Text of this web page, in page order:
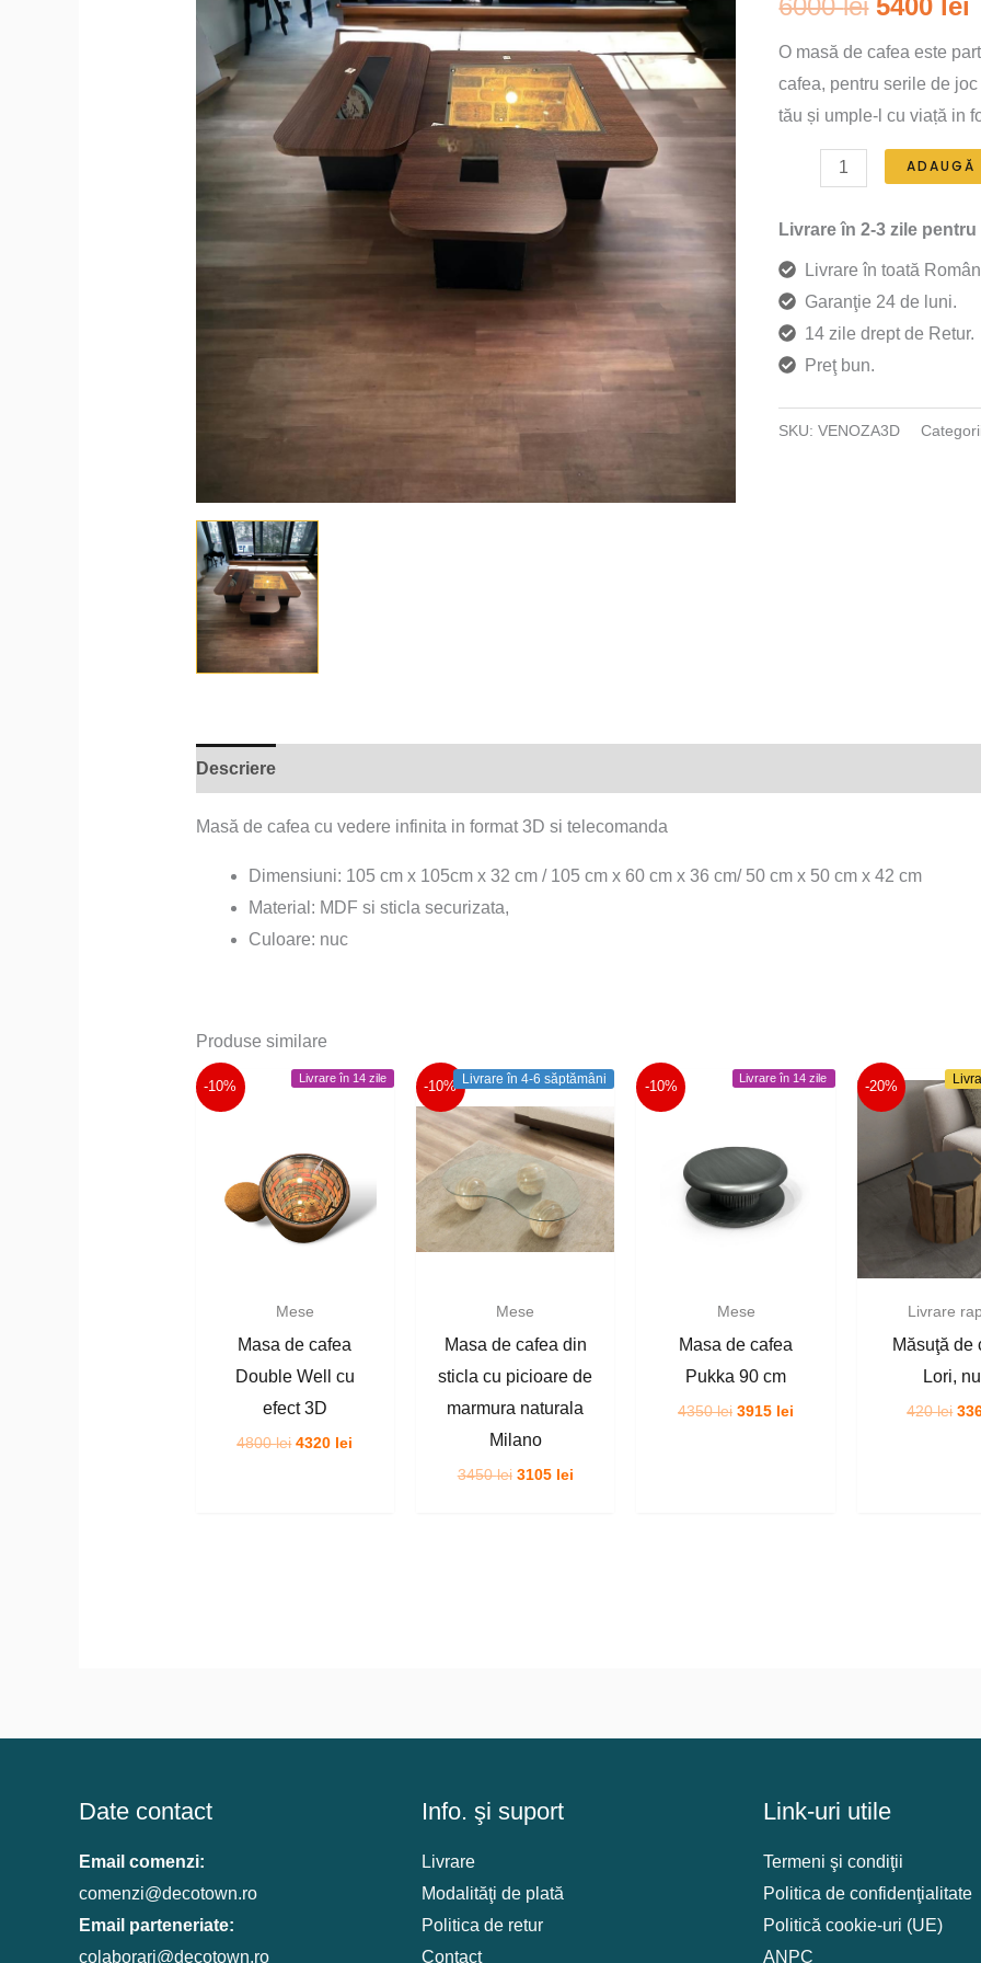
inițial
a
fost:
O masă de cafea este
cafea, pentru serile de
tău și umple-l cu viață in
Cantitate
de
cafea
Venoza
cu
efect
ADAUGĂ
Livrare în 2-3 zile
Livrare în toată
Garanţie 24 de luni.
14 zile drept de Retur.
Preţ bun.
SKU:VENOZA3D
Descriere
Masă de cafea cu vedere infinita in format 3D si telecomanda
Dimensiuni: 105 cm x 105cm x 32 cm / 105 cm x 60 cm x 36 cm/ 50 cm x 50 cm x 42 cm
Material: MDF si sticla securizata,
Culoare: nuc
Produse similare
-10% Livrare în 14 zile
Mese
Masa de cafea
Double Well cu
efect 3D
4800lei Prețul
4320 lei
-10% Livrare în 4-6 săptămâni
Mese
Masa de cafea din
sticla cu picioare de
marmura naturala
Milano
3450lei Prețul
3105 leiPrețul
-10% Livrare în 14 zile
Mese
Masa de cafea
Pukka 90 cm
4350lei Prețul
3915 lei
-20%
Livrare
Măsuţă de
Lori,
420lei
Date contact
Email comenzi:
comenzi@decotown.ro
Email parteneriate:
colaborari@decotown.ro
Info. şi suport
Livrare
Modalităţi de plată
Politica de retur
Contact
Link-uri utile
Termeni şi condiţii
Politica de confidenţialitate
Politică cookie-uri (UE)
ANPC